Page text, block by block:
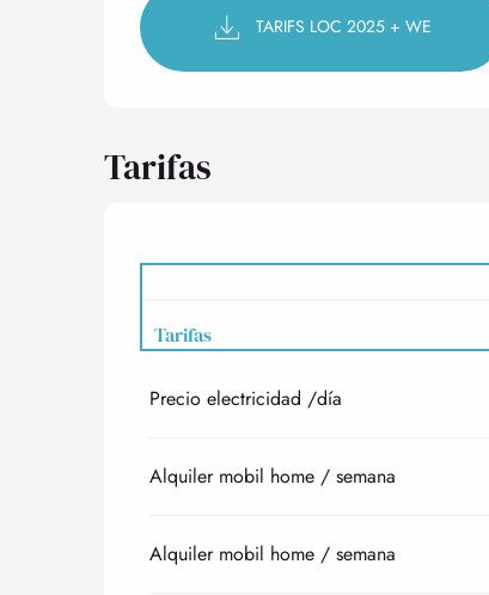
TARIFS LOC 2025 + WE
Tarifas
Tarifas
Tarifas 2027
Precio electricidad /día
Alquiler mobil home / semana
Alquiler mobil home / semana